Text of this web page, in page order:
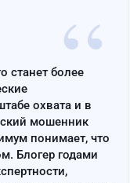
“
станет более
охвата и в
мошенник
понимает, что
Блогер годами